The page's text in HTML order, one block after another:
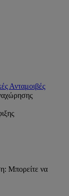
Ανταμοιβές
Μπορείτε να